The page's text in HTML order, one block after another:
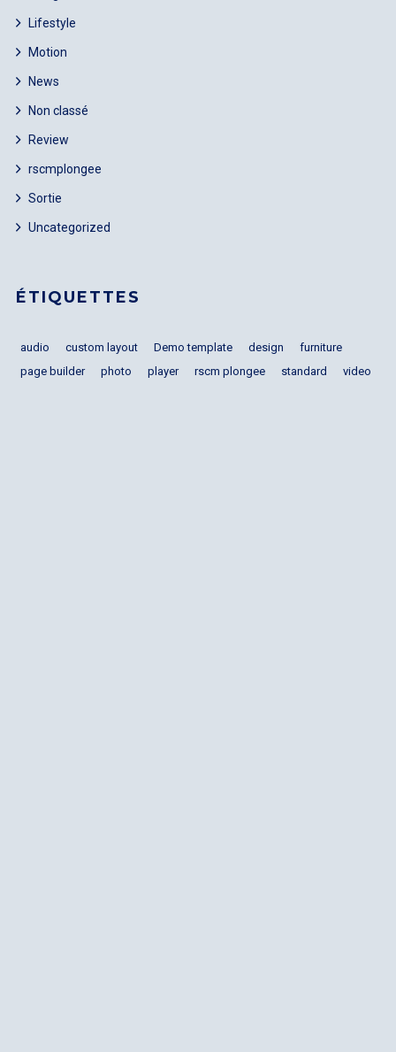
I need to register
Lifestyle
Motion
News
Non classé
Review
rscmplongee
Sortie
Uncategorized
ÉTIQUETTES
audio custom layout Demo template design
furniture
page builder
photo player rscm plongee standard video